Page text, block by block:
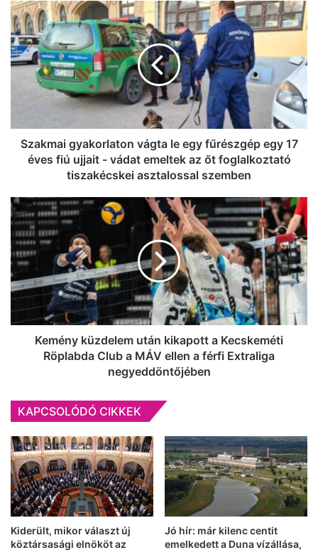
Ismét Mészáros érdekeltségű cég nyert
közbeszerzést, Vitézy Dávid is
megszólalt az ügyben
Szakmai
gyakorlaton
vágta
le
egy
fűrészgép
éves
ujjait
emeltek
az
őt
foglalkoztató
tiszakécskei
asztalossal
szemben
Szakmai gyakorlaton vágta le egy fűrészgép egy 17
éves fiú ujjait - vádat emeltek az őt foglalkoztató
tiszakécskei asztalossal szemben
Kemény
küzdelem
után
kikapott
a
Kecskeméti
Röplabda
Club
a
negyeddöntőjében
Kemény küzdelem után kikapott a Kecskeméti
Röplabda Club a MÁV ellen a férfi Extraliga
negyeddöntőjében
KAPCSOLÓDÓ CIKKEK
Kiderült, mikor választ új
köztársasági elnököt az
Jó hír: már kilenc centit
emelkedett a Duna vízállása,